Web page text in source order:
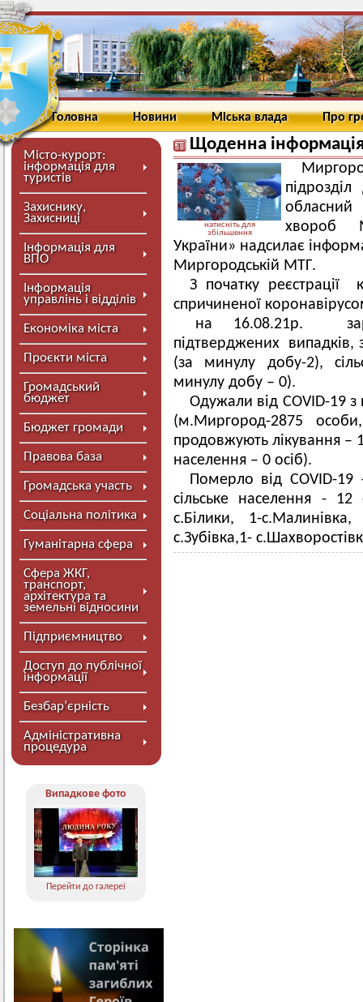
Головна Новини Міська влада Про
Місто-курорт:
інформація для
туристів
Захиснику,
Захисниці
Інформація для
ВПО
Інформація
управлінь і відділів
Економіка міста
Проєкти міста
Громадський
бюджет
Бюджет громади
Правова база
Громадська участь
Соціальна політика
Гуманітарна сфера
Сфера ЖКГ,
транспорт,
архітектура та
земельні відносини
Підприємництво
Доступ до публічної
інформації
Безбар’єрність
Адміністративна
процедура
Випадкове фото
Перейти до галереї
Щоденна
натисніть для
збільшення
обласний
хвороб
України» надсилає
Миргородській МТГ.
З початку реєстрації
спричиненої
на 16.08.21р.
підтверджених випадків,
(за минулу добу-2),
минулу добу – 0).
Одужали від COVID-19 з
(м.Миргород-2875
продовжують лікування –
населення – 0 осіб).
Померло від COVID-
сільське населення - 12
с.Білики, 1-
с.Зубівка,1-